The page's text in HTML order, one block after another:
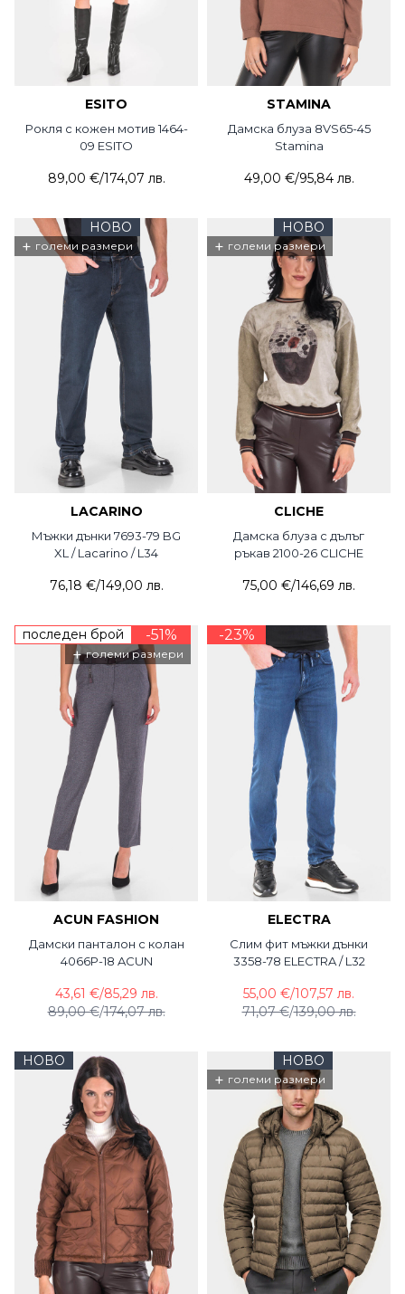
ESITO
Рокля с кожен мотив 1464-
09 ESITO
89,00 €/174,07 лв.
STAMINA
Дамска блуза 8VS65-45
Stamina
49,00 €/95,84 лв.
НОВО
+ големи размери
LACARINO
Мъжки дънки 7693-79 BG
XL / Lacarino / L34
76,18 €/149,00 лв.
НОВО
+ големи размери
CLICHE
Дамска блуза с дълъг
ръкав 2100-26 CLICHE
75,00 €/146,69 лв.
последен брой -51%
+ големи размери
ACUN FASHION
Дамски панталон с колан
4066P-18 ACUN
89,00 €/174,07 лв.
43,61 €/85,29 лв.
-23%
ELECTRA
Слим фит мъжки дънки
3358-78 ELECTRA / L32
71,07 €/139,00 лв.
55,00 €/107,57 лв.
НОВО НОВО
+ големи размери